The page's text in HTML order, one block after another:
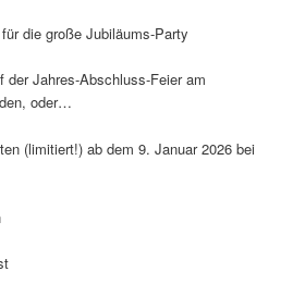
die große Jubiläums-Party
der Jahres-Abschluss-Feier am
oder…
(limitiert!) ab dem 9. Januar 2026 bei